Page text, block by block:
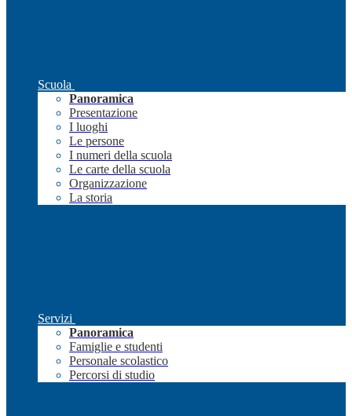
Scuola
Panoramica
Presentazione
I luoghi
Le persone
I numeri della scuola
Le carte della scuola
Organizzazione
La storia
Servizi
Panoramica
Famiglie e studenti
Personale scolastico
Percorsi di studio